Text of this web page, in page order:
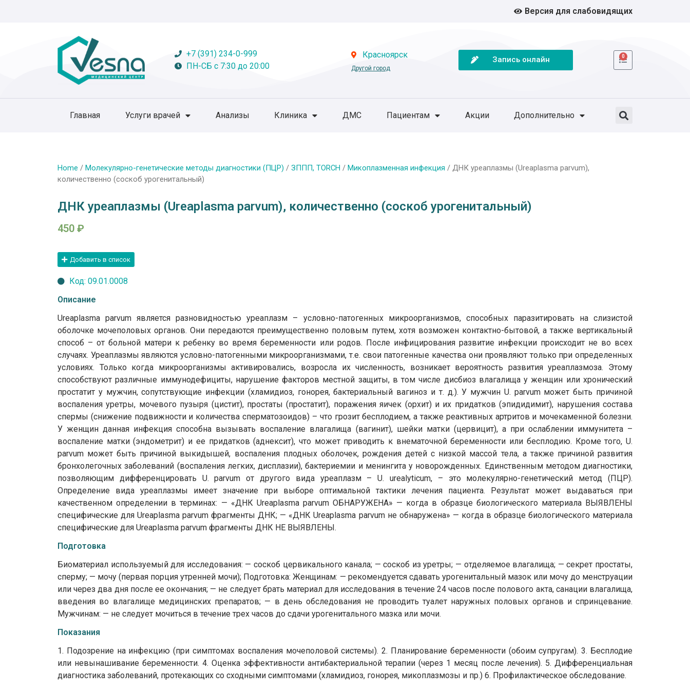
Версия для слабовидящих
+7 (391) 234-0-999
ПН-СБ с 7:30 до 20:00
Красноярск
Другой город
Запись онлайн 0
Главная Услуги врачей Анализы Клиника ДМС Пациентам Акции Дополнительно
Home / Молекулярно-генетические методы диагностики (ПЦР) / ЗППП, TORCH / Микоплазменная инфекция / ДНК уреаплазмы (Ureaplasma parvum),
количественно (соскоб урогенитальный)
ДНК уреаплазмы (Ureaplasma parvum), количественно (соскоб урогенитальный)
450 ₽
Добавить в список
Код: 09.01.0008
Описание
Ureaplasma parvum является разновидностью уреаплазм – условно-патогенных микроорганизмов, способных паразитировать на слизистой
оболочке мочеполовых органов. Они передаются преимущественно половым путем, хотя возможен контактно-бытовой, а также вертикальный
способ – от больной матери к ребенку во время беременности или родов. После инфицирования развитие инфекции происходит не во всех
случаях. Уреаплазмы являются условно-патогенными микроорганизмами, т.е. свои патогенные качества они проявляют только при определенных
условиях. Только когда микроорганизмы активировались, возросла их численность, возникает вероятность развития уреаплазмоза. Этому
способствуют различные иммунодефициты, нарушение факторов местной защиты, в том числе дисбиоз влагалища у женщин или хронический
простатит у мужчин, сопутствующие инфекции (хламидиоз, гонорея, бактериальный вагиноз и т. д.). У мужчин U. parvum может быть причиной
воспаления уретры, мочевого пузыря (цистит), простаты (простатит), поражения яичек (орхит) и их придатков (эпидидимит), нарушения состава
спермы (снижение подвижности и количества сперматозоидов) – что грозит бесплодием, а также реактивных артритов и мочекаменной болезни.
У женщин данная инфекция способна вызывать воспаление влагалища (вагинит), шейки матки (цервицит), а при ослаблении иммунитета –
воспаление матки (эндометрит) и ее придатков (аднексит), что может приводить к внематочной беременности или бесплодию. Кроме того, U.
parvum может быть причиной выкидышей, воспаления плодных оболочек, рождения детей с низкой массой тела, а также причиной развития
бронхолегочных заболеваний (воспаления легких, дисплазии), бактериемии и менингита у новорожденных. Единственным методом диагностики,
позволяющим дифференцировать U. parvum от другого вида уреаплазм – U. urealyticum, – это молекулярно-генетический метод (ПЦР).
Определение вида уреаплазмы имеет значение при выборе оптимальной тактики лечения пациента. Результат может выдаваться при
качественном определении в терминах: — «ДНК Ureaplasma parvum ОБНАРУЖЕНА» — когда в образце биологического материала ВЫЯВЛЕНЫ
специфические для Ureaplasma parvum фрагменты ДНК; — «ДНК Ureaplasma parvum не обнаружена» — когда в образце биологического материала
специфические для Ureaplasma parvum фрагменты ДНК НЕ ВЫЯВЛЕНЫ.
Подготовка
Биоматериал используемый для исследования: — соскоб цервикального канала; — соскоб из уретры; — отделяемое влагалища; — секрет простаты,
сперму; — мочу (первая порция утренней мочи); Подготовка: Женщинам: — рекомендуется сдавать урогенитальный мазок или мочу до менструации
или через два дня после ее окончания; — не следует брать материал для исследования в течение 24 часов после полового акта, санации влагалища,
введения во влагалище медицинских препаратов; — в день обследования не проводить туалет наружных половых органов и спринцевание.
Мужчинам: — не следует мочиться в течение трех часов до сдачи урогенитального мазка или мочи.
Показания
1. Подозрение на инфекцию (при симптомах воспаления мочеполовой системы). 2. Планирование беременности (обоим супругам). 3. Бесплодие
или невынашивание беременности. 4. Оценка эффективности антибактериальной терапии (через 1 месяц после лечения). 5. Дифференциальная
диагностика заболеваний, протекающих со сходными симптомами (хламидиоз, гонорея, микоплазмозы и пр.) 6. Профилактическое обследование.